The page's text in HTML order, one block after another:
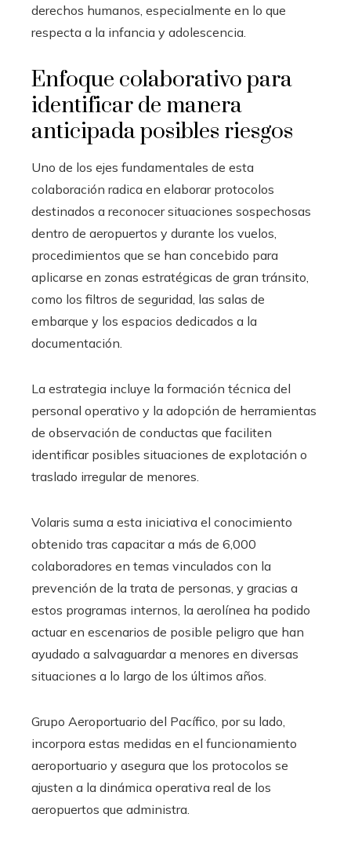
derechos humanos, especialmente en lo que
respecta a la infancia y adolescencia.
Enfoque colaborativo para
identificar de manera
anticipada posibles riesgos
Uno de los ejes fundamentales de esta
colaboración radica en elaborar protocolos
destinados a reconocer situaciones sospechosas
dentro de aeropuertos y durante los vuelos,
procedimientos que se han concebido para
aplicarse en zonas estratégicas de gran tránsito,
como los filtros de seguridad, las salas de
embarque y los espacios dedicados a la
documentación.
La estrategia incluye la formación técnica del
personal operativo y la adopción de herramientas
de observación de conductas que faciliten
identificar posibles situaciones de explotación o
traslado irregular de menores.
Volaris suma a esta iniciativa el conocimiento
obtenido tras capacitar a más de 6,000
colaboradores en temas vinculados con la
prevención de la trata de personas, y gracias a
estos programas internos, la aerolínea ha podido
actuar en escenarios de posible peligro que han
ayudado a salvaguardar a menores en diversas
situaciones a lo largo de los últimos años.
Grupo Aeroportuario del Pacífico, por su lado,
incorpora estas medidas en el funcionamiento
aeroportuario y asegura que los protocolos se
ajusten a la dinámica operativa real de los
aeropuertos que administra.